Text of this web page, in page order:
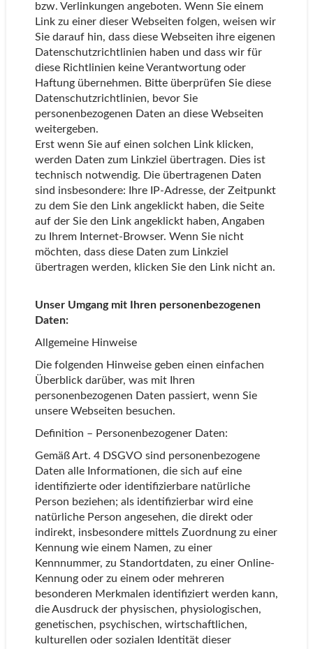
bzw. Verlinkungen angeboten. Wenn Sie einem
Link zu einer dieser Webseiten folgen, weisen wir
Sie darauf hin, dass diese Webseiten ihre eigenen
Datenschutzrichtlinien haben und dass wir für
diese Richtlinien keine Verantwortung oder
Haftung übernehmen. Bitte überprüfen Sie diese
Datenschutzrichtlinien, bevor Sie
personenbezogenen Daten an diese Webseiten
weitergeben.
Erst wenn Sie auf einen solchen Link klicken,
werden Daten zum Linkziel übertragen. Dies ist
technisch notwendig. Die übertragenen Daten
sind insbesondere: Ihre IP-Adresse, der Zeitpunkt
zu dem Sie den Link angeklickt haben, die Seite
auf der Sie den Link angeklickt haben, Angaben
zu Ihrem Internet-Browser. Wenn Sie nicht
möchten, dass diese Daten zum Linkziel
übertragen werden, klicken Sie den Link nicht an.
Unser Umgang mit Ihren personenbezogenen
Daten:
Allgemeine Hinweise
Die folgenden Hinweise geben einen einfachen
Überblick darüber, was mit Ihren
personenbezogenen Daten passiert, wenn Sie
unsere Webseiten besuchen.
Definition – Personenbezogener Daten:
Gemäß Art. 4 DSGVO sind personenbezogene
Daten alle Informationen, die sich auf eine
identifizierte oder identifizierbare natürliche
Person beziehen; als identifizierbar wird eine
natürliche Person angesehen, die direkt oder
indirekt, insbesondere mittels Zuordnung zu einer
Kennung wie einem Namen, zu einer
Kennnummer, zu Standortdaten, zu einer Online-
Kennung oder zu einem oder mehreren
besonderen Merkmalen identifiziert werden kann,
die Ausdruck der physischen, physiologischen,
genetischen, psychischen, wirtschaftlichen,
kulturellen oder sozialen Identität dieser